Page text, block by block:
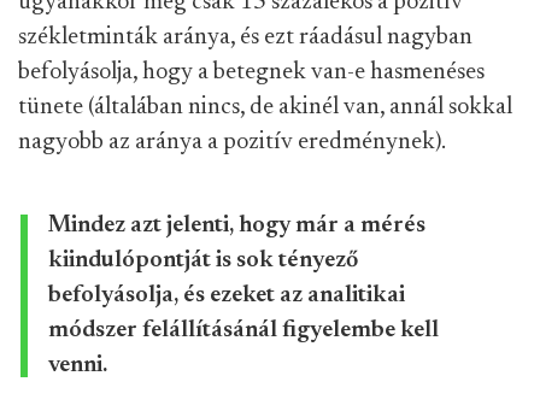
székletminták aránya, és ezt ráadásul nagyban
befolyásolja, hogy a betegnek van-e hasmenéses
tünete (általában nincs, de akinél van, annál sokkal
nagyobb az aránya a pozitív eredménynek).
Mindez azt jelenti, hogy már a mérés
kiindulópontját is sok tényező
befolyásolja, és ezeket az analitikai
módszer felállításánál figyelembe kell
venni.